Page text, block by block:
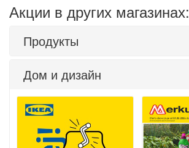
Акции в других магазинах:
Продукты
Дом и дизайн